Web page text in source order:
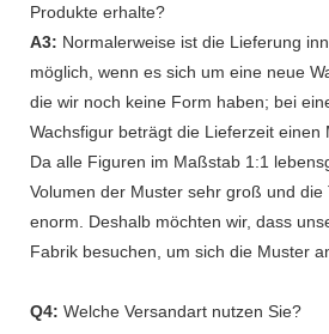
Produkte erhalte?
A3: Normalerweise ist die Lieferung
möglich, wenn es sich um eine neue
die wir noch keine Form haben; bei
Wachsfigur beträgt die Lieferzeit einen
Da alle Figuren im Maßstab 1:1
Volumen der Muster sehr groß und die
enorm. Deshalb möchten wir, dass
Fabrik besuchen, um sich die Muster
Q4: Welche Versandart nutzen Sie?